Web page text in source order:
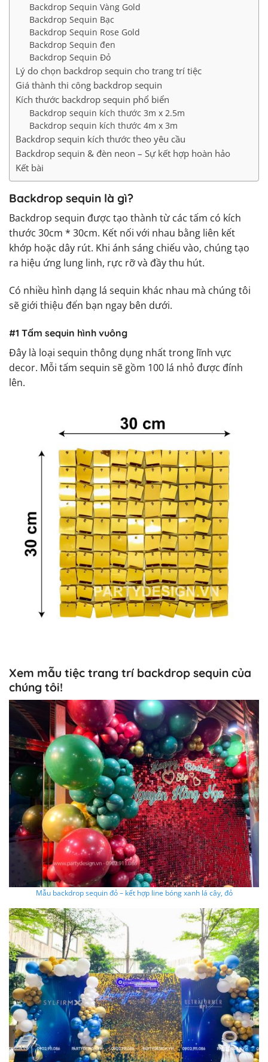
Backdrop Sequin Vàng Gold
Backdrop Sequin Bạc
Backdrop Sequin Rose Gold
Backdrop Sequin đen
Backdrop Sequin Đỏ
Lý do chọn backdrop sequin cho trang trí tiệc
Giá thành thi công backdrop sequin
Kích thước backdrop sequin phổ biển
Backdrop sequin kích thước 3m x 2.5m
Backdrop sequin kích thước 4m x 3m
Backdrop sequin kích thước theo yêu cầu
Backdrop sequin & đèn neon – Sự kết hợp hoàn hảo
Kết bài
Backdrop sequin là gì?
Backdrop sequin được tạo thành từ các tấm có kích
thước 30cm * 30cm. Kết nối với nhau bằng liên kết
khớp hoặc dây rút. Khi ánh sáng chiếu vào, chúng tạo
ra hiệu ứng lung linh, rực rỡ và đầy thu hút.
Có nhiều hình dạng lá sequin khác nhau mà chúng tôi
sẽ giới thiệu đến bạn ngay bên dưới.
#1 Tấm sequin hình vuông
Đây là loại sequin thông dụng nhất trong lĩnh vực
decor. Mỗi tấm sequin sẽ gồm 100 lá nhỏ được đính
lên.
Xem mẫu tiệc trang trí backdrop sequin của
chúng tôi!
Mẫu backdrop sequin đỏ – kết hợp line bóng xanh lá cây, đỏ